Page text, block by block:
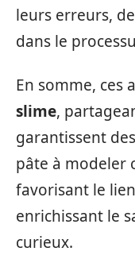
leurs erreurs,
dans le
En somme, ces
slime,
garantissent
pâte à modeler
favorisant le
enrichissant le
curieux.